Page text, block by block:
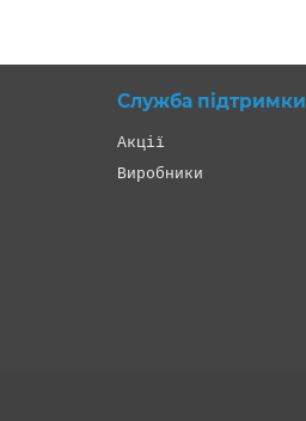
Служба підтримки
Акції
Виробники